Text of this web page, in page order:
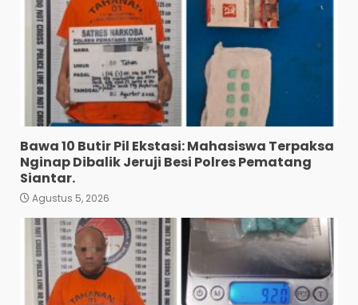
Bawa 10 Butir Pil Ekstasi: Mahasiswa Terpaksa
Nginap Dibalik Jeruji Besi Polres Pematang
Siantar.
Agustus 5, 2026
3
Anak Diduga Diringkus
Polsek Siantar Utara.
Agustus 5, 2026